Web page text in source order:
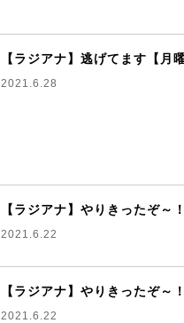
【ラジアナ】逃げてます【月曜
2021.6.28
【ラジアナ】やりきったぞ～
2021.6.22
【ラジアナ】やりきったぞ～
2021.6.22